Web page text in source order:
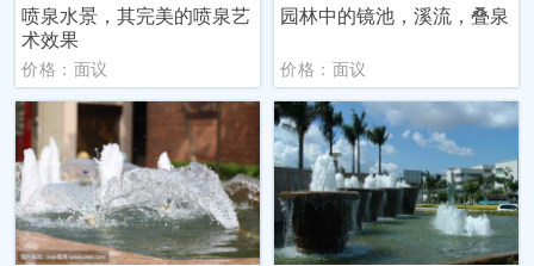
喷泉水景，其完美的喷泉艺
术效果
价格：面议
园林中的镜池，溪流，叠泉
价格：面议